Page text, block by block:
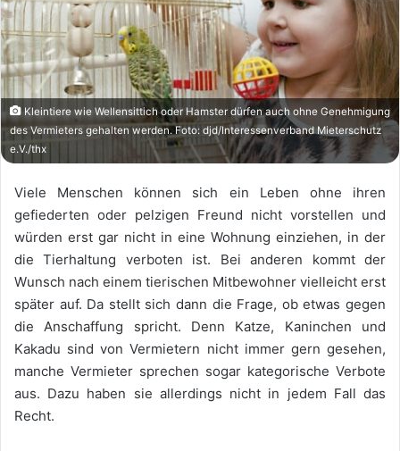
Kleintiere wie Wellensittich oder Hamster dürfen auch ohne Genehmigung
des Vermieters gehalten werden. Foto: djd/Interessenverband Mieterschutz
e.V./thx
Viele Menschen können sich ein Leben ohne ihren
gefiederten oder pelzigen Freund nicht vorstellen und
würden erst gar nicht in eine Wohnung einziehen, in der
die Tierhaltung verboten ist. Bei anderen kommt der
Wunsch nach einem tierischen Mitbewohner vielleicht erst
später auf. Da stellt sich dann die Frage, ob etwas gegen
die Anschaffung spricht. Denn Katze, Kaninchen und
Kakadu sind von Vermietern nicht immer gern gesehen,
manche Vermieter sprechen sogar kategorische Verbote
aus. Dazu haben sie allerdings nicht in jedem Fall das
Recht.